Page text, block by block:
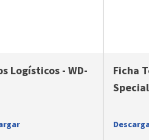
Logísticos - WD-
Ficha